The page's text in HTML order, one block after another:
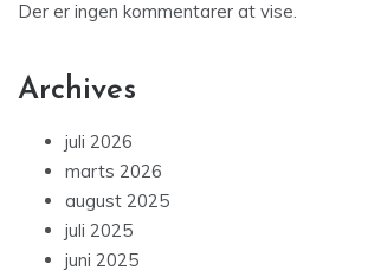
Der er ingen kommentarer at vise.
Archives
juli 2026
marts 2026
august 2025
juli 2025
juni 2025